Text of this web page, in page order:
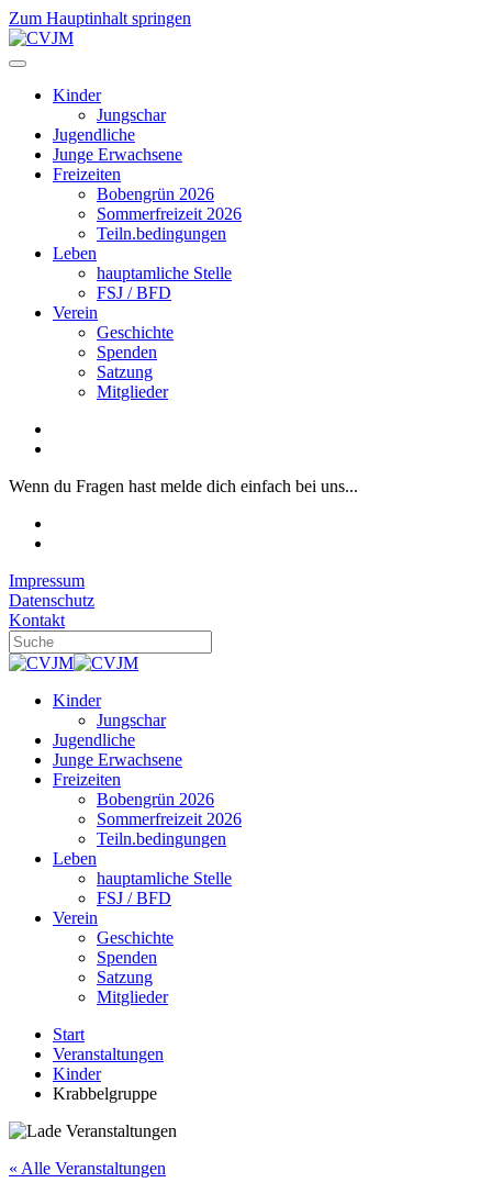
Zum Hauptinhalt springen
Kinder
Jungschar
Jugendliche
Junge Erwachsene
Freizeiten
Bobengrün 2026
Sommerfreizeit 2026
Teiln.bedingungen
Leben
hauptamliche Stelle
FSJ / BFD
Verein
Geschichte
Spenden
Satzung
Mitglieder
Wenn du Fragen hast melde dich einfach bei uns...
Impressum
Datenschutz
Kontakt
Kinder
Jungschar
Jugendliche
Junge Erwachsene
Freizeiten
Bobengrün 2026
Sommerfreizeit 2026
Teiln.bedingungen
Leben
hauptamliche Stelle
FSJ / BFD
Verein
Geschichte
Spenden
Satzung
Mitglieder
Start
Veranstaltungen
Kinder
Krabbelgruppe
« Alle Veranstaltungen